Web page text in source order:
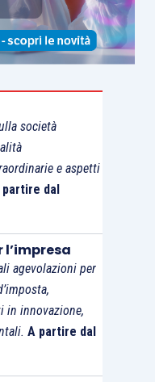
queste2 norme
ammessa
a beni diversi
e quote sociali la
ipotecaria,
e imposta di
diversamente, alla
per cui non
fondo rustico
società
e aspetti
partire dal
agevolazioni per
in innovazione,
A partire dal